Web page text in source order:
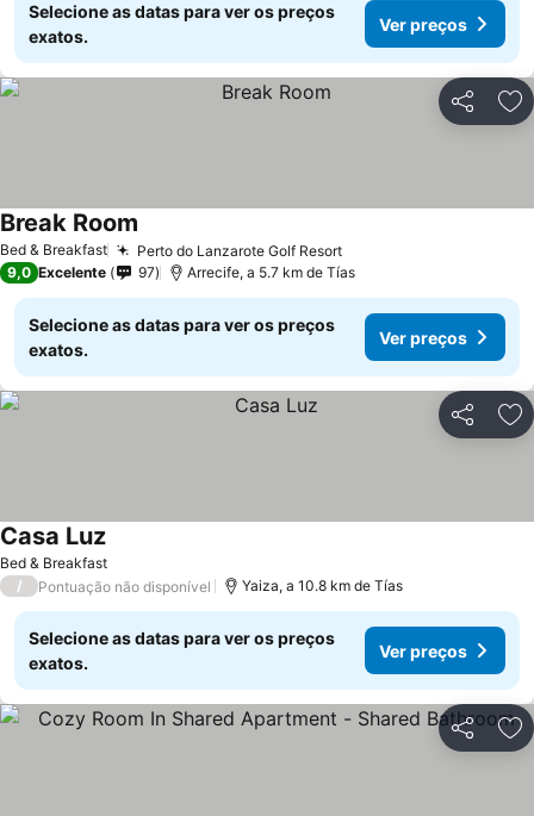
Selecione as datas para ver os preços
exatos.
Ver preços
Partilhar
Bed & Breakfast Perto do Lanzarote Golf ResortVer preços
Break Room
9,0 Excelente 97 Arrecife, a 5.7 km de Tías
Selecione as datas para ver os preços
exatos.
Ver preços
Partilhar
Bed & Breakfast
Casa LuzVer preços
/ Pontuação não disponível Yaiza, a 10.8 km de Tías
Selecione as datas para ver os preços
exatos.
Ver preços
Partilhar